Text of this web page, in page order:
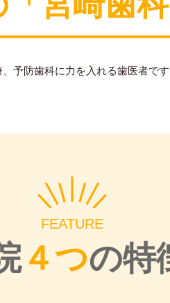
予防歯科に力を入れる歯医者で
FEATURE
４つの特